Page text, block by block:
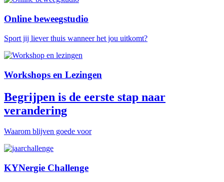
Online beweegstudio
Sport jij liever thuis wanneer het jou uitkomt?
Workshops en Lezingen
Begrijpen is de eerste stap naar
verandering
Waarom blijven goede voor
KYNergie Challenge